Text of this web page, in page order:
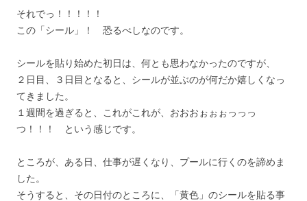
それでっ！！！！！
この「シール」！ 恐るべしなのです。
シールを貼り始めた初日は、何とも思わなかったのですが、
２日目、３日目となると、シールが並ぶのが何だか嬉しくなっ
てきました。
１週間を過ぎると、これがこれが、おおおぉぉぉっっっ
つ！！！ という感じです。
ところが、ある日、仕事が遅くなり、プールに行くのを諦めま
した。
そうすると、その日付のところに、「黄色」のシールを貼る事